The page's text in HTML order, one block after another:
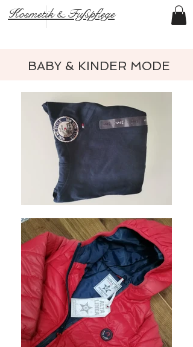
Kosmetik & Fußpflege
BABY & KINDER MODE